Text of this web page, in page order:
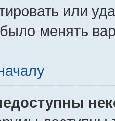
или
менять